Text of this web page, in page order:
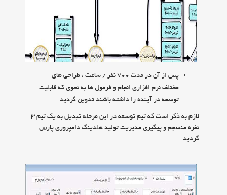
پس از آن در مدت 700 نفر / ساعت ، طراحي هاي
مختلف نرم افزاري انجام و فرمول ها به نحوي كه قابليت
توسعه در آينده را داشته باشند تدوين گرديد .
لازم به ذكر است كه تيم توسعه در اين مرحله تبديل به يك تيم 3
نفره منسجم و پيگيري مديريت توليد هلدينگ دامپروري پارس
گرديد